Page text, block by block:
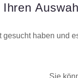
Ihren
haben und
Sie